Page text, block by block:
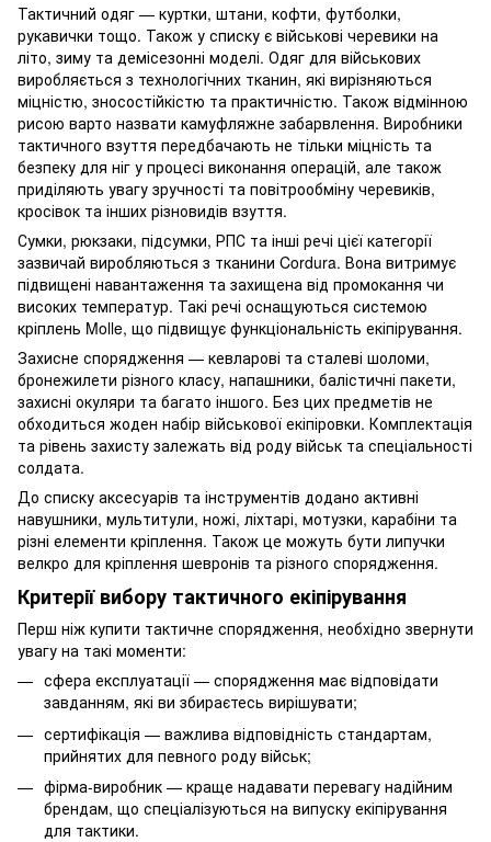
Тактичний одяг — куртки, штани, кофти, футболки,
рукавички тощо. Також у списку є військові черевики на
літо, зиму та демісезонні моделі. Одяг для військових
виробляється з технологічних тканин, які вирізняються
міцністю, зносостійкістю та практичністю. Також відмінною
рисою варто назвати камуфляжне забарвлення. Виробники
тактичного взуття передбачають не тільки міцність та
безпеку для ніг у процесі виконання операцій, але також
приділяють увагу зручності та повітрообміну черевиків,
кросівок та інших різновидів взуття.
Сумки, рюкзаки, підсумки, РПС та інші речі цієї категорії
зазвичай виробляються з тканини Cordura. Вона витримує
підвищені навантаження та захищена від промокання чи
високих температур. Такі речі оснащуються системою
кріплень Molle, що підвищує функціональність екіпірування.
Захисне спорядження — кевларові та сталеві шоломи,
бронежилети різного класу, напашники, балістичні пакети,
захисні окуляри та багато іншого. Без цих предметів не
обходиться жоден набір військової екіпіровки. Комплектація
та рівень захисту залежать від роду військ та спеціальності
солдата.
До списку аксесуарів та інструментів додано активні
навушники, мультитули, ножі, ліхтарі, мотузки, карабіни та
різні елементи кріплення. Також це можуть бути липучки
велкро для кріплення шевронів та різного спорядження.
Критерії вибору тактичного екіпірування
Перш ніж купити тактичне спорядження, необхідно звернути
увагу на такі моменти:
сфера експлуатації — спорядження має відповідати
завданням, які ви збираєтесь вирішувати;
сертифікація — важлива відповідність стандартам,
прийнятих для певного роду військ;
фірма-виробник — краще надавати перевагу надійним
брендам, що спеціалізуються на випуску екіпірування
для тактики.